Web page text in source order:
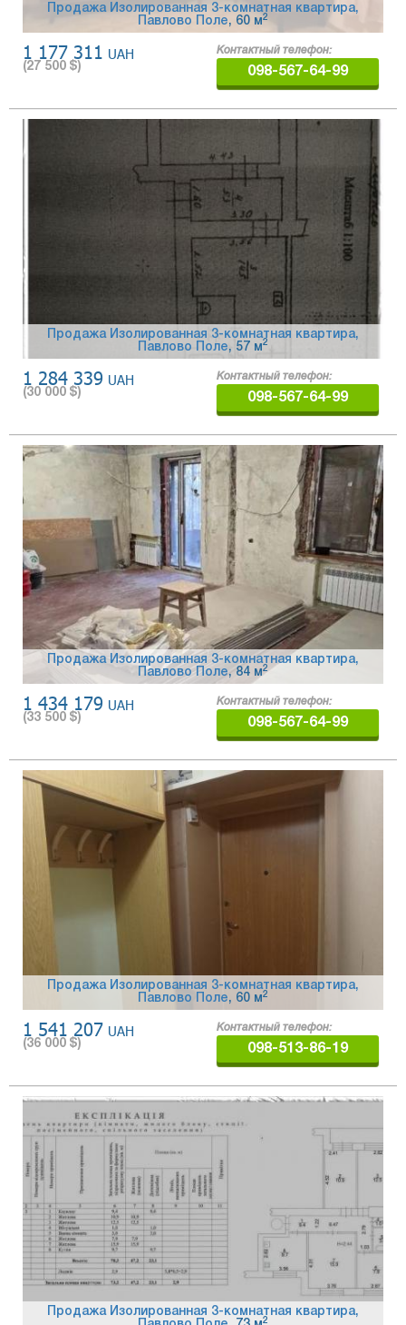
Продажа Изолированная 3-комнатная квартира,
Павлово Поле, 60 м2
1 177 311 UAH
(27 500 $)
Контактный телефон:
098-567-64-99
Продажа Изолированная 3-комнатная квартира,
Павлово Поле, 57 м2
1 284 339 UAH
(30 000 $)
Контактный телефон:
098-567-64-99
Продажа Изолированная 3-комнатная квартира,
Павлово Поле, 84 м 2
1 434 179 UAH
(33 500 $)
Контактный телефон:
098-567-64-99
Продажа Изолированная 3-комнатная квартира,
Павлово Поле, 60 м 2
1 541 207 UAH
(36 000 $)
Контактный телефон:
098-513-86-19
Продажа Изолированная 3-комнатная квартира,
2